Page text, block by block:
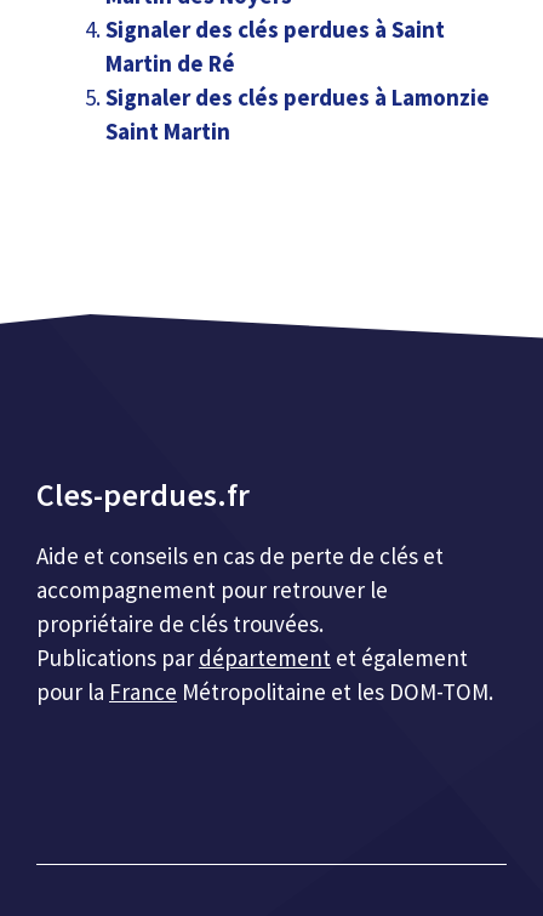
Signaler des clés perdues à Saint
Martin de Ré
Signaler des clés perdues à Lamonzie
Saint Martin
Cles-perdues.fr
Aide et conseils en cas de perte de clés et
accompagnement pour retrouver le
propriétaire de clés trouvées.
Publications par département et également
pour la France Métropolitaine et les DOM-TOM.